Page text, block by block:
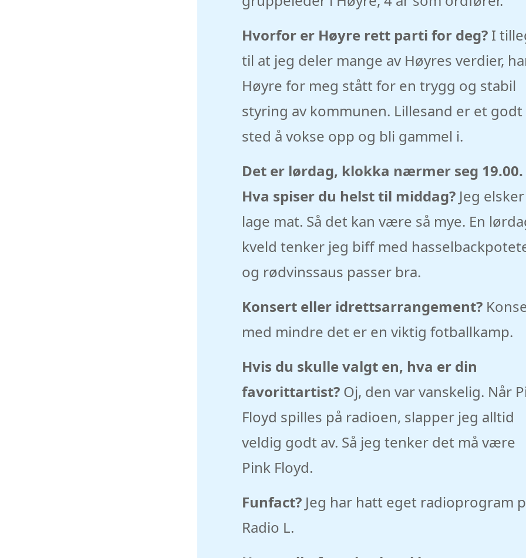
Hvorfor er Høyre rett parti for deg? I
til at jeg deler mange av Høyres verdier,
Høyre for meg stått for en trygg og stabil
styring av kommunen. Lillesand er et godt
sted å vokse opp og bli gammel i.
Det er lørdag, klokka nærmer seg 19.00.
Hva spiser du helst til middag? Jeg
lage mat. Så det kan være så mye. En
kveld tenker jeg biff med
og rødvinssaus passer bra.
Konsert eller idrettsarrangement?
med mindre det er en viktig fotballkamp.
Hvis du skulle valgt en, hva er din
favorittartist? Oj, den var vanskelig. Når
Floyd spilles på radioen, slapper jeg alltid
veldig godt av. Så jeg tenker det må være
Pink Floyd.
Funfact? Jeg har hatt eget radioprogram
Radio L.